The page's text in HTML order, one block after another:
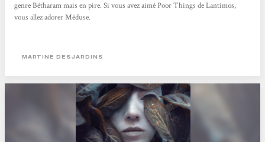
genre Bétharam mais en pire. Si vous avez aimé Poor Things de Lantimos,
vous allez adorer Méduse.
MARTINE DESJARDINS